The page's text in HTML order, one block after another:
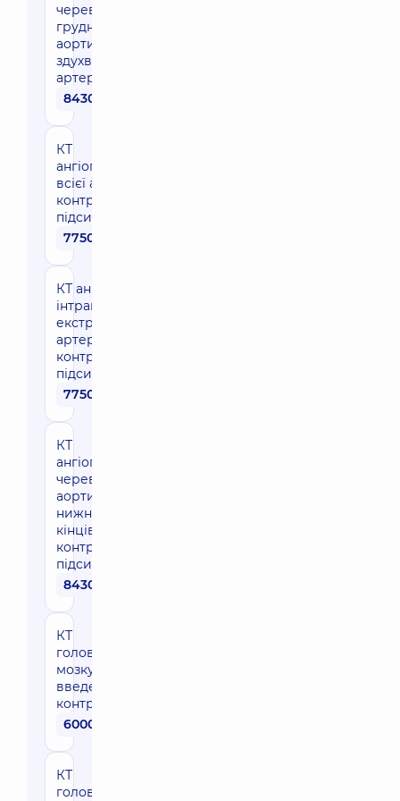
черевної,
грудної
аорти,
здухвинних
артерій
8430 грн
КТ
ангіографія
всієї аорти з
контрастним
підсиленням
7750 грн
КТ ангіографія
інтракраніальних,
екстракраніальних
артерій з
контрастним
підсиленням
7750 грн
КТ
ангіографія
черевної
аорти, судин
нижніх
кінцівок з
контрастним
підсиленням
8430 грн
КТ
головного
мозку з
введенням
контрасту
6000 грн
КТ
головного